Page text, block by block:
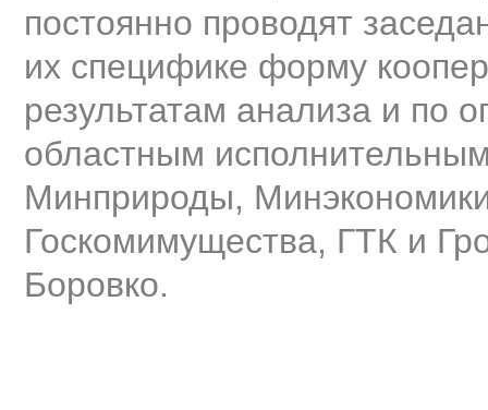
постоянно проводят
их специфике форму
результатам анализа и по
областным
Минприроды,
Госкомимущества, ГТК и
Боровко.